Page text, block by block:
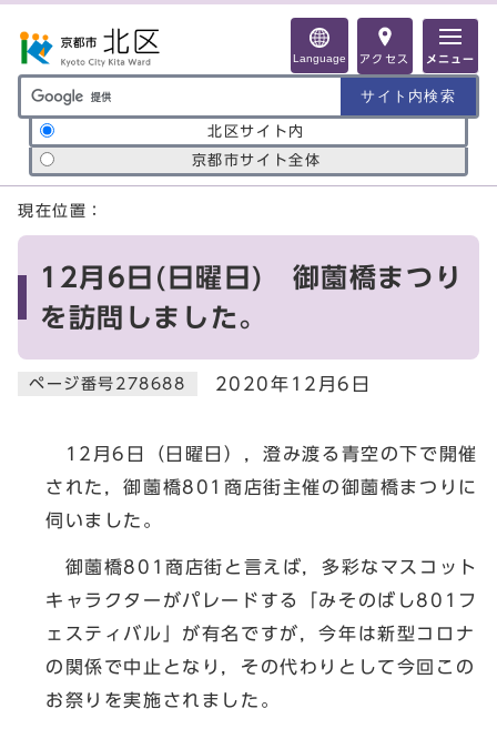
Language アクセス メニュー
サイト内検索の範囲
北区サイト内
京都市サイト全体
ここから本文です
現在位置：
12月6日(日曜日) 御薗橋まつり
を訪問しました。
ページ番号278688 2020年12月6日
12月6日（日曜日），澄み渡る青空の下で開催
された，御薗橋801商店街主催の御薗橋まつりに
伺いました。
御薗橋801商店街と言えば，多彩なマスコット
キャラクターがパレードする「みそのばし801フ
ェスティバル」が有名ですが，今年は新型コロナ
の関係で中止となり，その代わりとして今回この
お祭りを実施されました。